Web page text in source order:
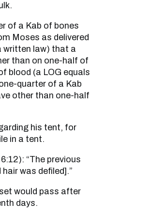
Moses as delivered
written law) that a
than on one-half of
blood (a LOG equals
quarter of a Kab
other than one-half
in a tent.
was defiled].”
days.